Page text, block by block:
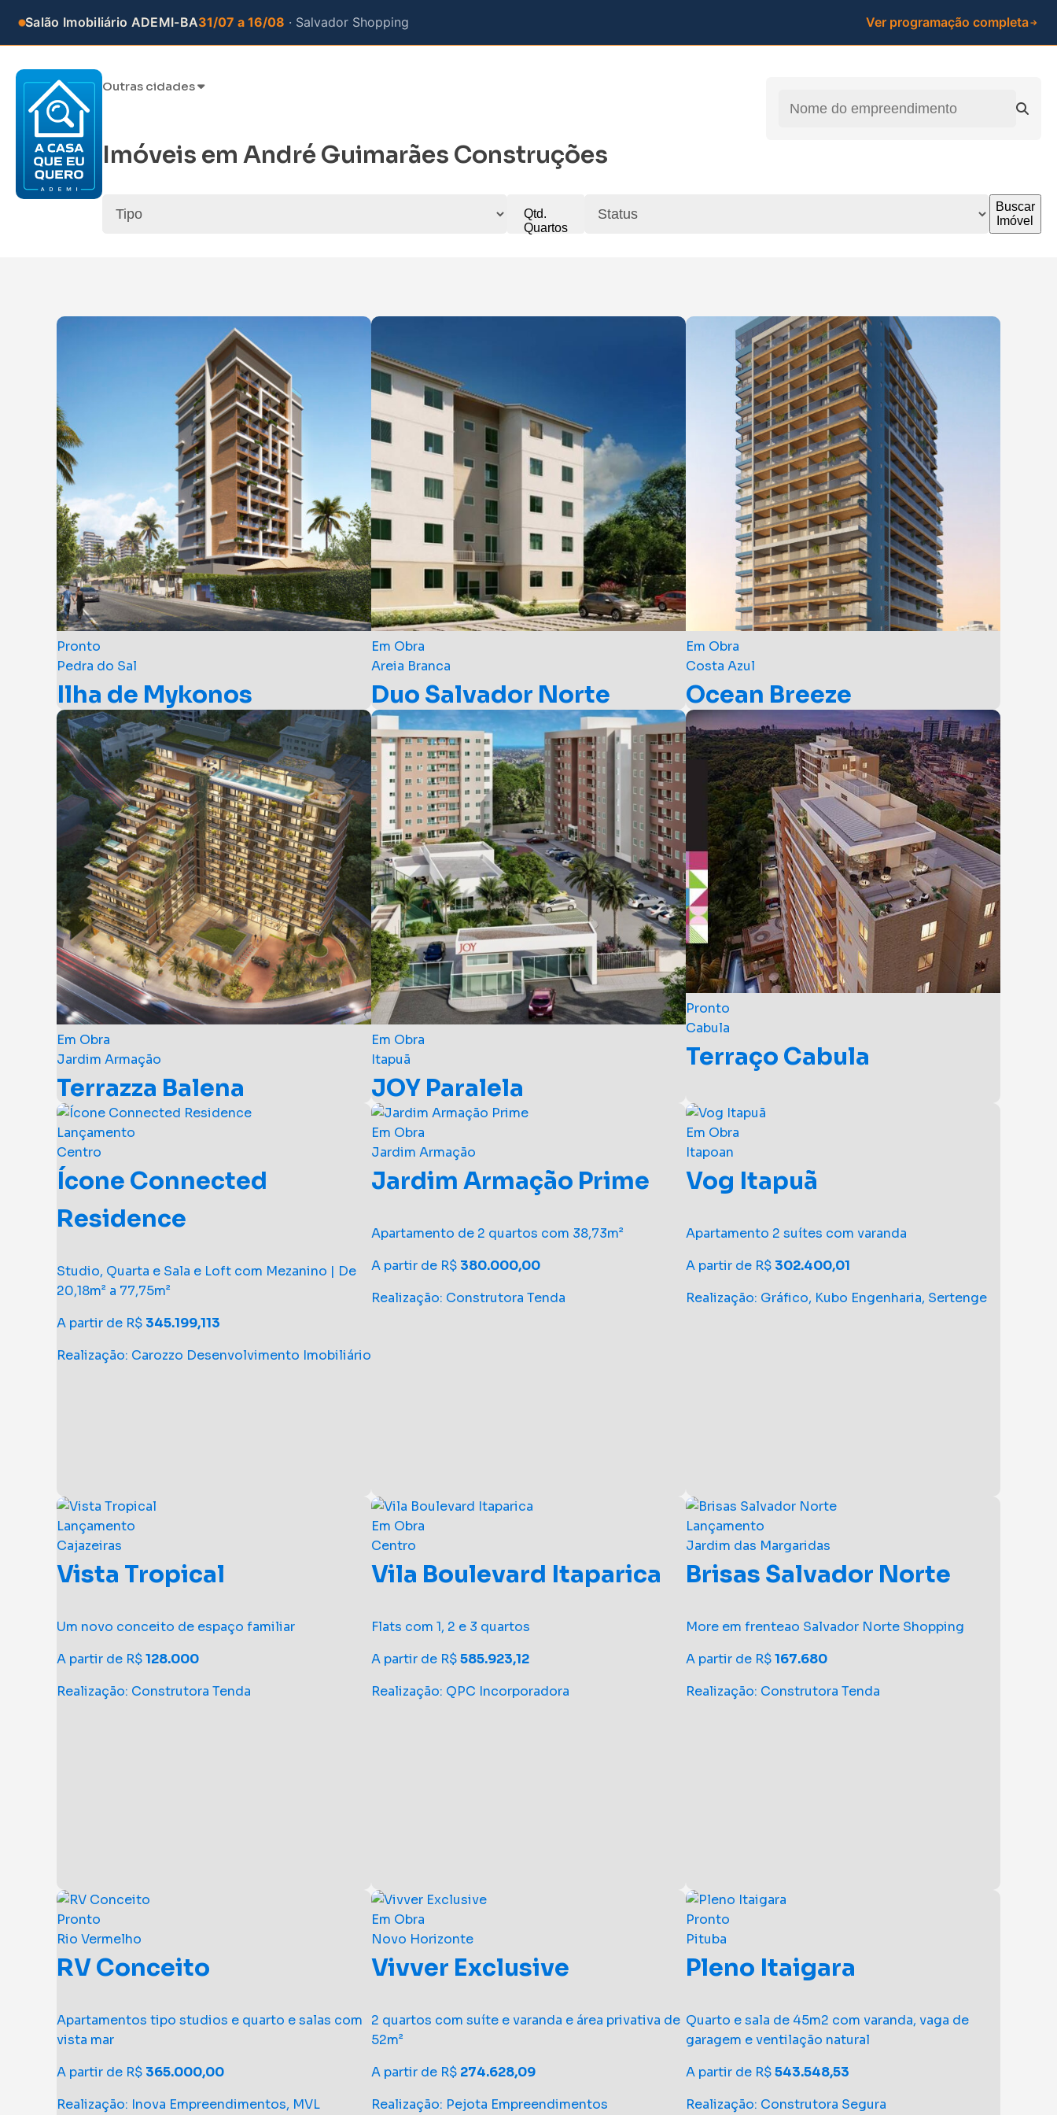
Salão Imobiliário ADEMI-BA31/07 a 16/08 · Salvador Shopping Ver programação completa
Outras cidades
Imóveis em André Guimarães Construções
Qtd.
Quartos
Buscar
Imóvel
Pronto
Pedra do Sal
Ilha de Mykonos
Studios prontos para morar
A partir de R$382.898,03
Realização: SBR Construção
Em Obra
Areia Branca
Duo Salvador Norte
O Duo oferece apartamentos de dois quartos
com áreas de lazer
A partir de R$162.424
Realização: Gráfico Empreendimentos
Em Obra
Costa Azul
Ocean Breeze
Studios Prime de 18 a 24m² e Lojas em frente ao
mar
A partir de R$299.900,00
Realização: Franisa Empreendimentos
Imobiliários
Em Obra
Jardim Armação
Terrazza Balena
Studio, Quarto e Sala e 2 Quartos - De 27,32² a
110,73m²
A partir de R$412.245,41
Realização: Carozzo Desenvolvimento Imobiliário
Em Obra
Itapuã
JOY Paralela
Do tamanho dos seus sonhos. Conheça 3/4
decorado e surpreenda-se!
A partir de R$ 250.770
Realização: Kubo Engenharia
Pronto
Cabula
Terraço Cabula
2 e 3 quartos no melhor do Cabula
A partir de R$
Realização: BRL Incorporadora
Lançamento
Centro
Ícone Connected
Residence
Studio, Quarta e Sala e Loft com Mezanino | De
20,18m² a 77,75m²
A partir de R$ 345.199,113
Realização: Carozzo Desenvolvimento Imobiliário
Em Obra
Jardim Armação
Jardim Armação Prime
Apartamento de 2 quartos com 38,73m²
A partir de R$ 380.000,00
Realização: Construtora Tenda
Em Obra
Itapoan
Vog Itapuã
Apartamento 2 suítes com varanda
A partir de R$ 302.400,01
Realização: Gráfico, Kubo Engenharia, Sertenge
Lançamento
Cajazeiras
Vista Tropical
Um novo conceito de espaço familiar
A partir de R$128.000
Realização: Construtora Tenda
Em Obra
Centro
Vila Boulevard Itaparica
Flats com 1, 2 e 3 quartos
A partir de R$585.923,12
Realização: QPC Incorporadora
Lançamento
Jardim das Margaridas
Brisas Salvador Norte
More em frenteao Salvador Norte Shopping
A partir de R$167.680
Realização: Construtora Tenda
Pronto
Rio Vermelho
RV Conceito
Apartamentos tipo studios e quarto e salas com
vista mar
A partir de R$ 365.000,00
Realização: Inova Empreendimentos, MVL
Em Obra
Novo Horizonte
Vivver Exclusive
2 quartos com suíte e varanda e área privativa de
52m²
A partir de R$ 274.628,09
Realização: Pejota Empreendimentos
Pronto
Pituba
Pleno Itaigara
Quarto e sala de 45m2 com varanda, vaga de
garagem e ventilação natural
A partir de R$543.548,53
Realização: Construtora Segura